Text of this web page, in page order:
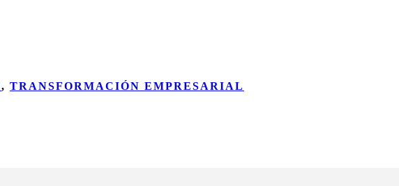
, TRANSFORMACIÓN EMPRESARIAL